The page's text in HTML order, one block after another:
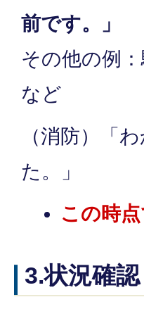
前です。」
その他の例
など
（消防）「
た。」
この時
3.状況確認